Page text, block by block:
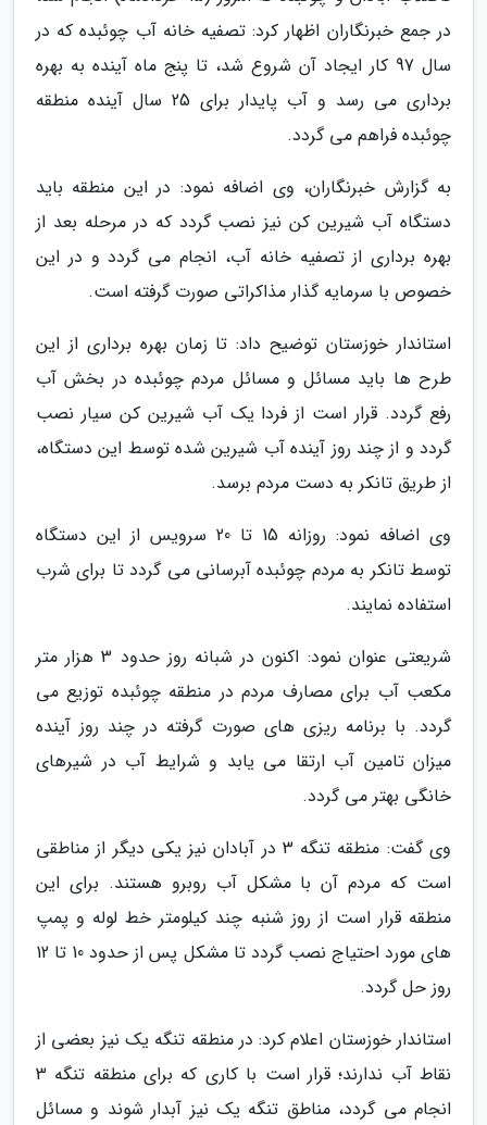
در جمع خبرنگاران اظهار کرد: تصفیه خانه آب چوئبده که در
سال 97 کار ایجاد آن شروع شد، تا پنج ماه آینده به بهره
برداری می رسد و آب پایدار برای 25 سال آینده منطقه
چوئبده فراهم می گردد.
به گزارش خبرنگاران، وی اضافه نمود: در این منطقه باید
دستگاه آب شیرین کن نیز نصب گردد که در مرحله بعد از
بهره برداری از تصفیه خانه آب، انجام می گردد و در این
خصوص با سرمایه گذار مذاکراتی صورت گرفته است.
استاندار خوزستان توضیح داد: تا زمان بهره برداری از این
طرح ها باید مسائل و مسائل مردم چوئبده در بخش آب
رفع گردد. قرار است از فردا یک آب شیرین کن سیار نصب
گردد و از چند روز آینده آب شیرین شده توسط این دستگاه،
از طریق تانکر به دست مردم برسد.
وی اضافه نمود: روزانه 15 تا 20 سرویس از این دستگاه
توسط تانکر به مردم چوئبده آبرسانی می گردد تا برای شرب
استفاده نمایند.
شریعتی عنوان نمود: اکنون در شبانه روز حدود 3 هزار متر
مکعب آب برای مصارف مردم در منطقه چوئبده توزیع می
گردد. با برنامه ریزی های صورت گرفته در چند روز آینده
میزان تامین آب ارتقا می یابد و شرایط آب در شیرهای
خانگی بهتر می گردد.
وی گفت: منطقه تنگه 3 در آبادان نیز یکی دیگر از مناطقی
است که مردم آن با مشکل آب روبرو هستند. برای این
منطقه قرار است از روز شنبه چند کیلومتر خط لوله و پمپ
های مورد احتیاج نصب گردد تا مشکل پس از حدود 10 تا 12
روز حل گردد.
استاندار خوزستان اعلام کرد: در منطقه تنگه یک نیز بعضی از
نقاط آب ندارند؛ قرار است با کاری که برای منطقه تنگه 3
انجام می گردد، مناطق تنگه یک نیز آبدار شوند و مسائل